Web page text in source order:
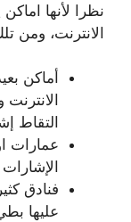
نظرا لأنها
الانترنت، ومن
أماكن
التقاط
عمارات
فنادق
عليها